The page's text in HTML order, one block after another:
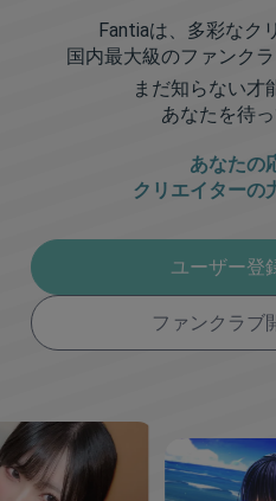
Fantiaは、多彩なク
国内最大級のファンク
まだ知らない才
あなたを待っ
あなたの
クリエイターの
ユーザー登
ファンクラブ